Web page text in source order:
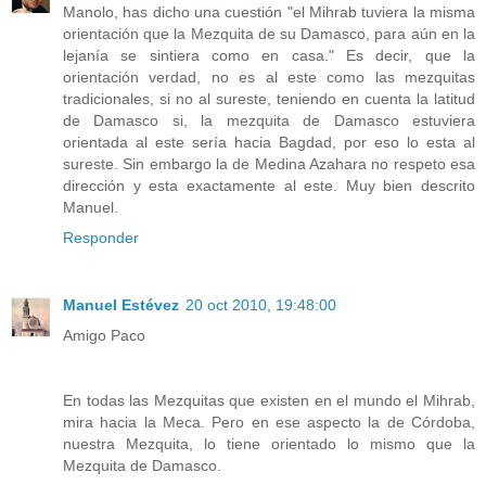
Manolo, has dicho una cuestión "el Mihrab tuviera la misma
orientación que la Mezquita de su Damasco, para aún en la
lejanía se sintiera como en casa." Es decir, que la
orientación verdad, no es al este como las mezquitas
tradicionales, si no al sureste, teniendo en cuenta la latitud
de Damasco si, la mezquita de Damasco estuviera
orientada al este sería hacia Bagdad, por eso lo esta al
sureste. Sin embargo la de Medina Azahara no respeto esa
dirección y esta exactamente al este. Muy bien descrito
Manuel.
Responder
Manuel Estévez 20 oct 2010, 19:48:00
Amigo Paco
En todas las Mezquitas que existen en el mundo el Mihrab,
mira hacia la Meca. Pero en ese aspecto la de Córdoba,
nuestra Mezquita, lo tiene orientado lo mismo que la
Mezquita de Damasco.